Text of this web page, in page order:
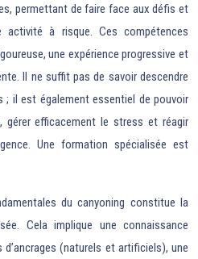
permettant de faire face aux défis et
à risque. Ces compétences
une expérience progressive et
Il ne suffit pas de savoir descendre
; il est également essentiel de pouvoir
gérer efficacement le stress et réagir
Une formation spécialisée est
du canyoning constitue la
Cela implique une connaissance
(naturels et artificiels), une